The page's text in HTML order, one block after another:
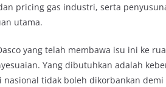
pricing gas industri, serta
utama.
yang telah membawa isu ini ke
Yang dibutuhkan adalah
tidak boleh dikorbankan demi